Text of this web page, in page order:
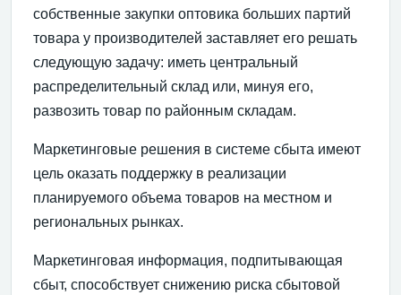
собственные закупки оптовика больших партий
товара у производителей заставляет его решать
следующую задачу: иметь центральный
распределительный склад или, минуя его,
развозить товар по районным складам.
Маркетинговые решения в системе сбыта имеют
цель оказать поддержку в реализации
планируемого объема товаров на местном и
региональных рынках.
Маркетинговая информация, подпитывающая
сбыт, способствует снижению риска сбытовой